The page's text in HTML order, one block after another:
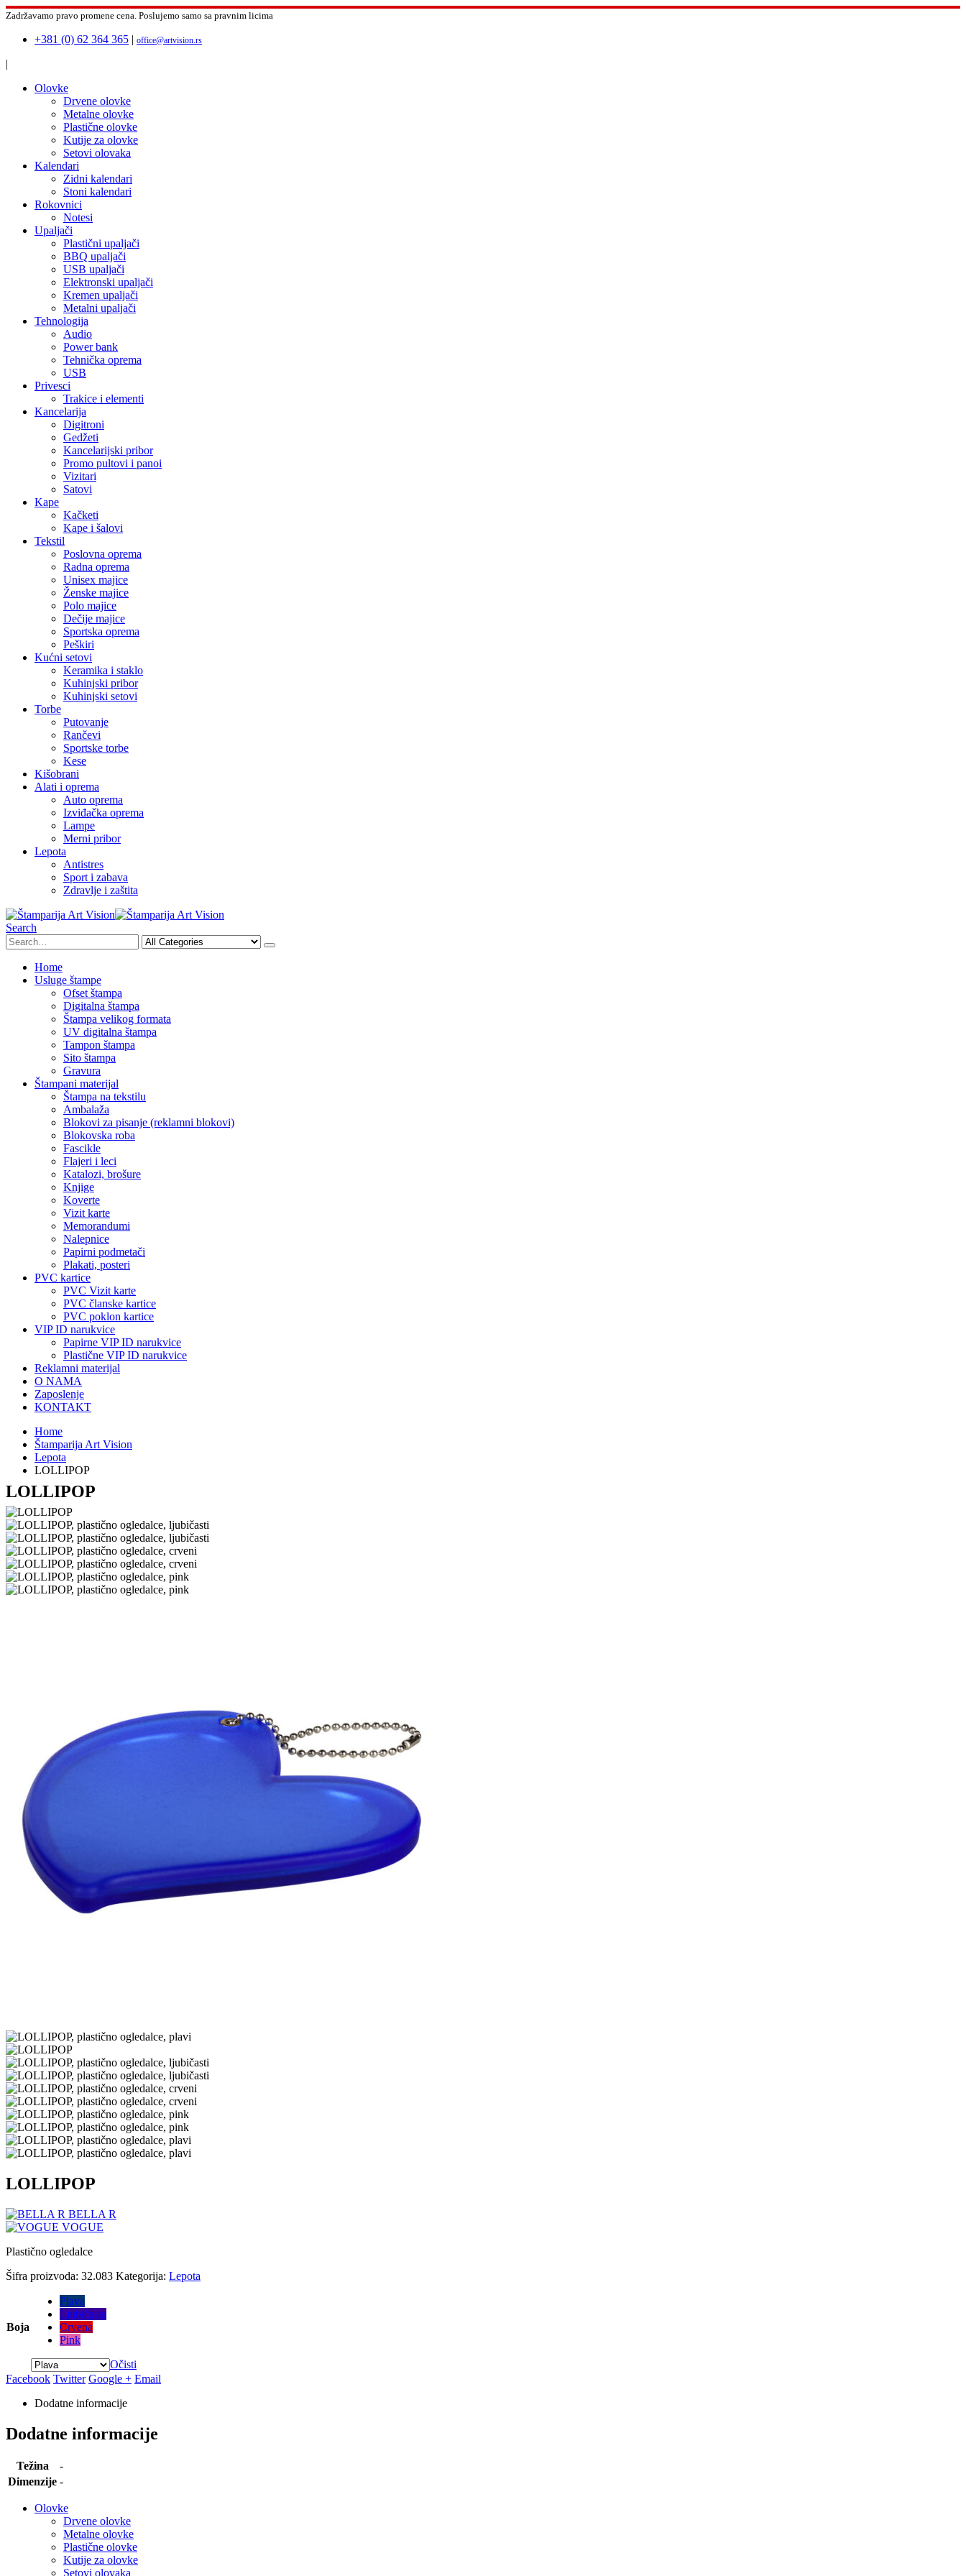
Zadržavamo pravo promene cena. Poslujemo samo sa pravnim licima
+381 (0) 62 364 365 | office@artvision.rs
|
Olovke
Drvene olovke
Metalne olovke
Plastične olovke
Kutije za olovke
Setovi olovaka
Kalendari
Zidni kalendari
Stoni kalendari
Rokovnici
Notesi
Upaljači
Plastični upaljači
BBQ upaljači
USB upaljači
Elektronski upaljači
Kremen upaljači
Metalni upaljači
Tehnologija
Audio
Power bank
Tehnička oprema
USB
Privesci
Trakice i elementi
Kancelarija
Digitroni
Gedžeti
Kancelarijski pribor
Promo pultovi i panoi
Vizitari
Satovi
Kape
Kačketi
Kape i šalovi
Tekstil
Poslovna oprema
Radna oprema
Unisex majice
Ženske majice
Polo majice
Dečije majice
Sportska oprema
Peškiri
Kućni setovi
Keramika i staklo
Kuhinjski pribor
Kuhinjski setovi
Torbe
Putovanje
Rančevi
Sportske torbe
Kese
Kišobrani
Alati i oprema
Auto oprema
Izviđačka oprema
Lampe
Merni pribor
Lepota
Antistres
Sport i zabava
Zdravlje i zaštita
Search
Home
Usluge štampe
Ofset štampa
Digitalna štampa
Štampa velikog formata
UV digitalna štampa
Tampon štampa
Sito štampa
Gravura
Štampani materijal
Štampa na tekstilu
Ambalaža
Blokovi za pisanje (reklamni blokovi)
Blokovska roba
Fascikle
Flajeri i leci
Katalozi, brošure
Knjige
Koverte
Vizit karte
Memorandumi
Nalepnice
Papirni podmetači
Plakati, posteri
PVC kartice
PVC Vizit karte
PVC članske kartice
PVC poklon kartice
VIP ID narukvice
Papirne VIP ID narukvice
Plastične VIP ID narukvice
Reklamni materijal
O NAMA
Zaposlenje
KONTAKT
Home
Štamparija Art Vision
Lepota
LOLLIPOP
LOLLIPOP
LOLLIPOP
BELLA R
VOGUE
Plastično ogledalce
Šifra proizvoda: 32.083 Kategorija: Lepota
Boja
Plava
Ljubičasta
Crvena
Pink
Očisti
Facebook Twitter Google + Email
Dodatne informacije
Dodatne informacije
Težina
-
Dimenzije -
Olovke
Drvene olovke
Metalne olovke
Plastične olovke
Kutije za olovke
Setovi olovaka